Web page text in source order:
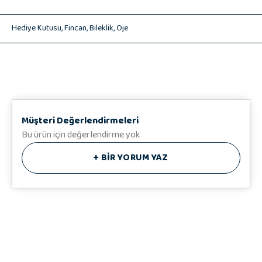
💫 Bileklik 1 adet
💅🏻 Oje 1 adet
Hediye Kutusu,Fincan,Bileklik,Oje
Müşteri Değerlendirmeleri
Bu ürün için değerlendirme yok
+ BİR YORUM YAZ